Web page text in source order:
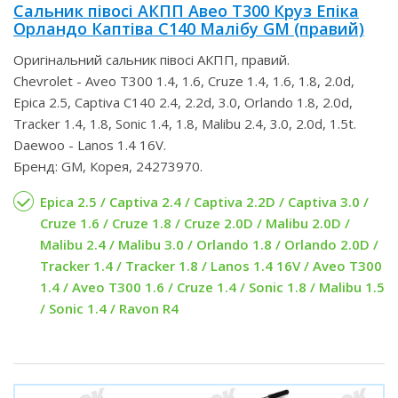
Сальник півосі АКПП Авео Т300 Круз Епіка
Орландо Каптіва С140 Малібу GM (правий)
Оригінальний сальник півосі АКПП, правий.
Chevrolet - Aveo T300 1.4, 1.6, Cruze 1.4, 1.6, 1.8, 2.0d,
Epica 2.5, Captiva С140 2.4, 2.2d, 3.0, Orlando 1.8, 2.0d,
Tracker 1.4, 1.8, Sonic 1.4, 1.8, Malibu 2.4, 3.0, 2.0d, 1.5t.
Daewoo - Lanos 1.4 16V.
Бренд: GM, Корея, 24273970.
Epica 2.5 / Captiva 2.4 / Captiva 2.2D / Captiva 3.0 /
Cruze 1.6 / Cruze 1.8 / Cruze 2.0D / Malibu 2.0D /
Malibu 2.4 / Malibu 3.0 / Orlando 1.8 / Orlando 2.0D /
Tracker 1.4 / Tracker 1.8 / Lanos 1.4 16V / Aveo T300
1.4 / Aveo T300 1.6 / Cruze 1.4 / Sonic 1.8 / Malibu 1.5
/ Sonic 1.4 / Ravon R4